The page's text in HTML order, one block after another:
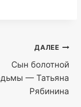
ДАЛЕЕ
Сын болотной
— Татьяна
Рябинина